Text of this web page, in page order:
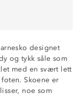
designet
og tykk såle som
med en svært lett
Skoene er
noe som